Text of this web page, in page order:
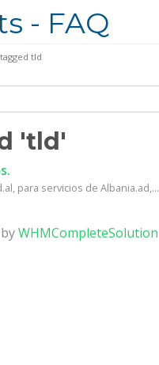
- FAQ
tld
'tld'
para servicios de Albania.ad,...
WHMCompleteSolution